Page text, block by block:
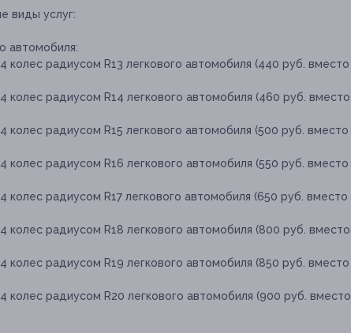
виды услуг:
автомобиля:
радиусом R13 легкового автомобиля (440 руб. вместо
радиусом R14 легкового автомобиля (460 руб. вместо
радиусом R15 легкового автомобиля (500 руб. вместо
радиусом R16 легкового автомобиля (550 руб. вместо
радиусом R17 легкового автомобиля (650 руб. вместо
радиусом R18 легкового автомобиля (800 руб. вместо
радиусом R19 легкового автомобиля (850 руб. вместо
радиусом R20 легкового автомобиля (900 руб. вместо